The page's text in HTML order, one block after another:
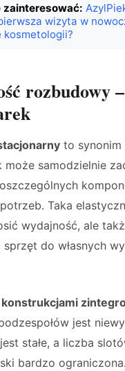
zainteresować:
wizyta w
kosmetologii?
rozbudowy
to synonim
może samodzielnie
Taka
wydajność, ale
do własnych
konstrukcjami
jest
stałe, a liczba
bardzo